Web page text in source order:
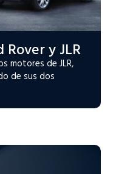
y JLR
motores de JLR,
de sus dos